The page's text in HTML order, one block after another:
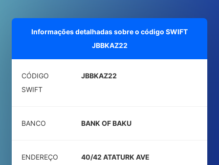
Informações detalhadas sobre o código SWIFT
JBBKAZ22
CÓDIGO
SWIFT
JBBKAZ22
BANCO BANK OF BAKU
ENDEREÇO 40/42 ATATURK AVE